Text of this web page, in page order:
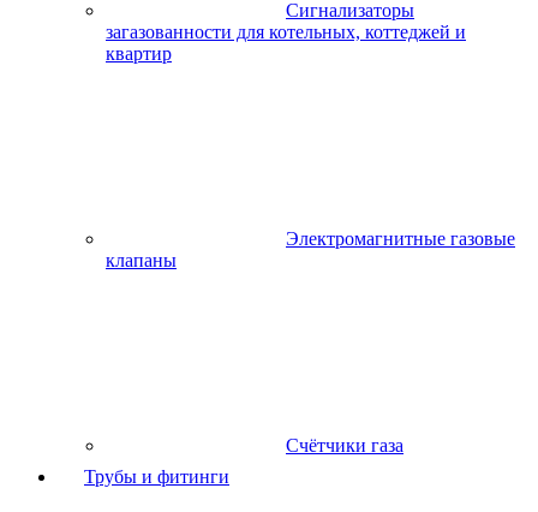
Сигнализаторы
загазованности для котельных, коттеджей и
квартир
Электромагнитные газовые
клапаны
Счётчики газа
Трубы и фитинги